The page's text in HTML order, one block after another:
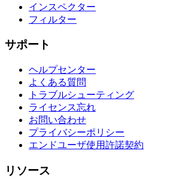
インスペクター
フィルター
サポート
ヘルプセンター
よくある質問
トラブルシューティング
ライセンス忘れ
お問い合わせ
プライバシーポリシー
エンドユーザ使用許諾契約
リソース